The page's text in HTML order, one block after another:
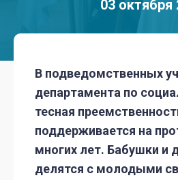
03 октября
В подведомственных
департамента по
тесная
поддерживается на
многих лет. Бабушки и
делятся с молодыми